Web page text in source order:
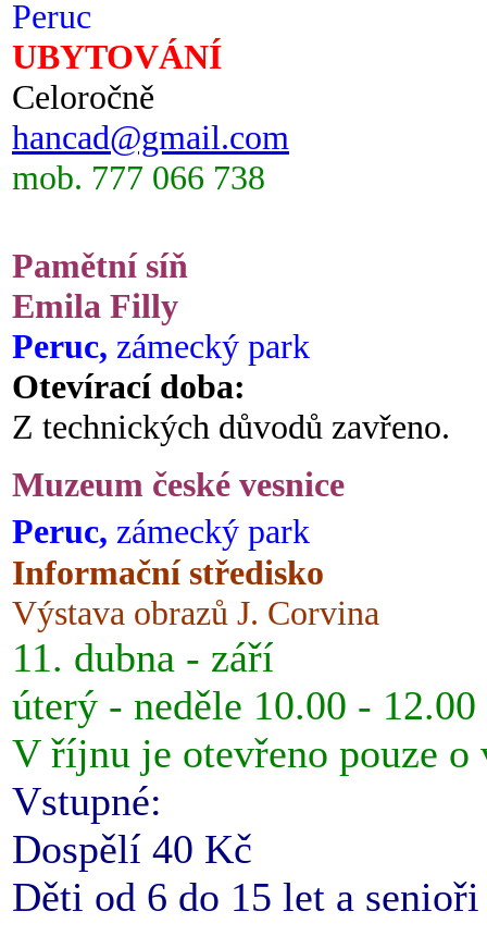
Peruc
UBYTOVÁNÍ
Celoročně
hancad@gmail.com
mob. 777 066 738
Pamětní síň
Emila Filly
Peruc, zámecký park
Otevírací doba:
Z technických důvodů zavřeno.
Muzeum české vesnice
Peruc, zámecký park
Informační středisko
Výstava obrazů J. Corvina
11. dubna - září
úterý - neděle 10.00 -
V říjnu je otevřeno pouze o
Vstupné:
Dospělí 40 Kč
Děti od 6 do 15 let a